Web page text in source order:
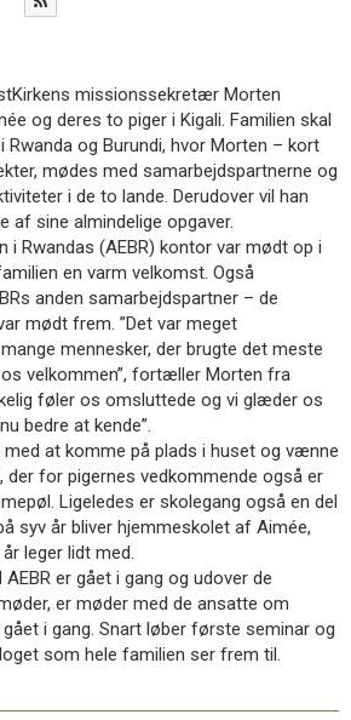
missionssekretær Morten
og deres to piger i Kigali. Familien skal
og Burundi, hvor Morten – kort
mødes med samarbejdspartnerne og
i de to lande. Derudover vil han
af sine almindelige opgaver.
i Rwandas (AEBR) kontor var mødt op i
en varm velkomst. Også
anden samarbejdspartner – de
mødt frem. ”Det var meget
mennesker, der brugte det meste
velkommen”, fortæller Morten fra
føler os omsluttede og vi glæder os
bedre at kende”.
at komme på plads i huset og vænne
der for pigernes vedkommende også er
Ligeledes er skolegang også en del
syv år bliver hjemmeskolet af Aimée,
leger lidt med.
er gået i gang og udover de
er møder med de ansatte om
i gang. Snart løber første seminar og
som hele familien ser frem til.